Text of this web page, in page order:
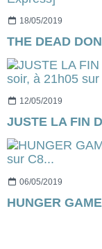
18/05/2019
12/05/2019
06/05/2019